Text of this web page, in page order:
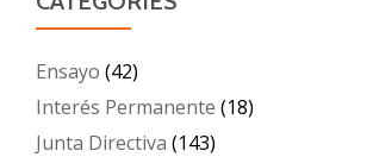
Ensayo (42)
Interés Permanente (18)
Junta Directiva (143)